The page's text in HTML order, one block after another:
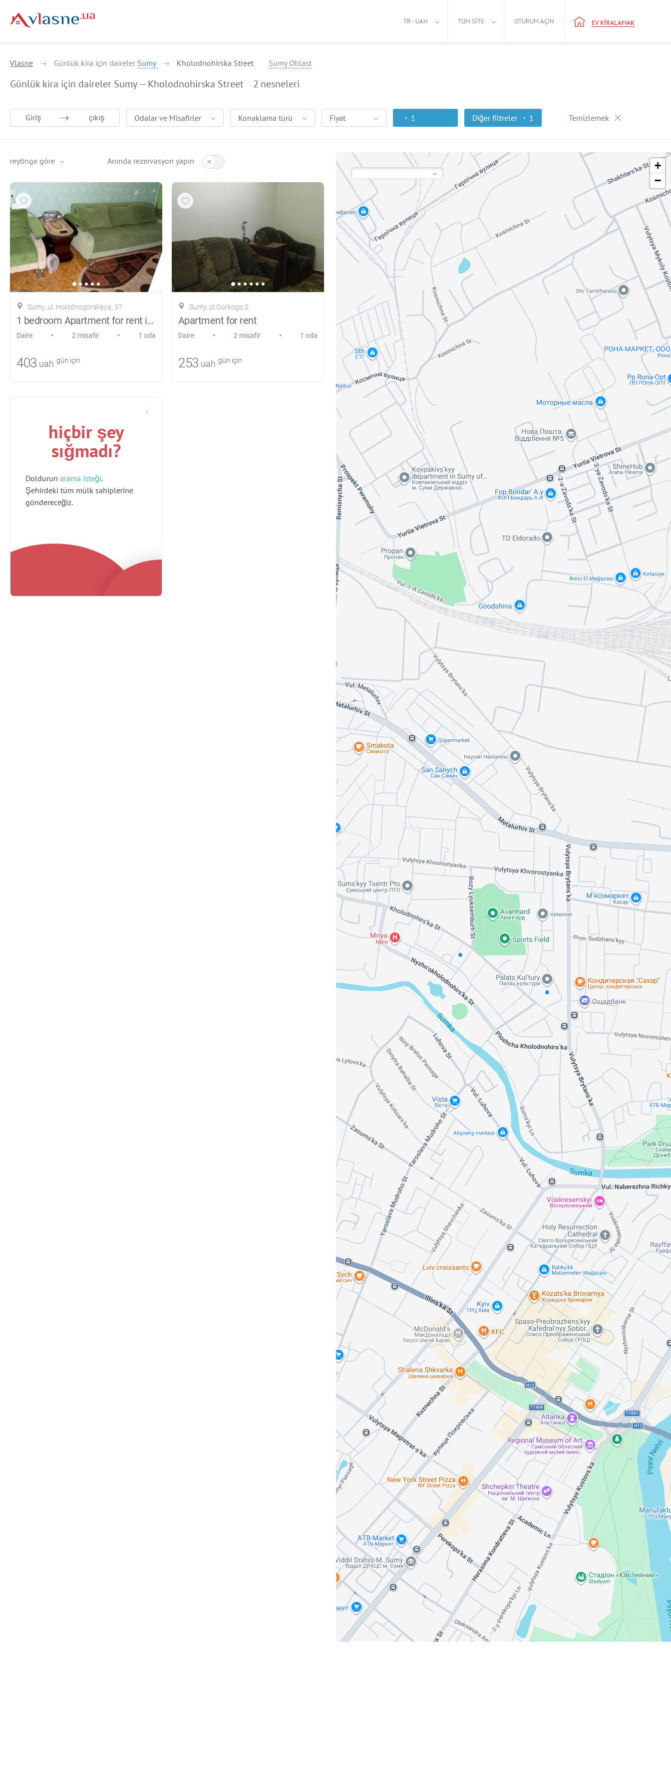
TR - UAH TÜM SITE OTURUM AÇIN EV KIRALAMAK
Vlasne Günlük kira için daireler Sumy Kholodnohirska Street Sumy Oblast
Günlük kira için daireler Sumy — Kholodnohirska Street 2 nesneleri
Giriş çıkış Odalar ve Misafirler Konaklama türü Fiyat 1 Diğer filtreler 1 Temizlemek
reytinge göre Anında rezervasyon yapın
Sumy, ul. Holodnogorskaya, 37
1 bedroom Apartment for rent in center
Daire • 2 misafir • 1 oda
403 uah gün için
Sumy, pl.Gorkogo,5
Apartment for rent
Daire • 2 misafir • 1 oda
253 uah gün için
hiçbir şey
sığmadı?
Doldurun arama isteği.
Şehirdeki tüm mülk sahiplerine
göndereceğiz.
+
−